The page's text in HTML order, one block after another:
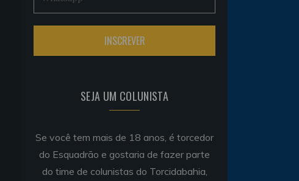
SEJA UM COLUNISTA
Se você tem mais de 18 anos, é torcedor
do Esquadrão e gostaria de fazer parte
do time de colunistas do Torcidabahia,